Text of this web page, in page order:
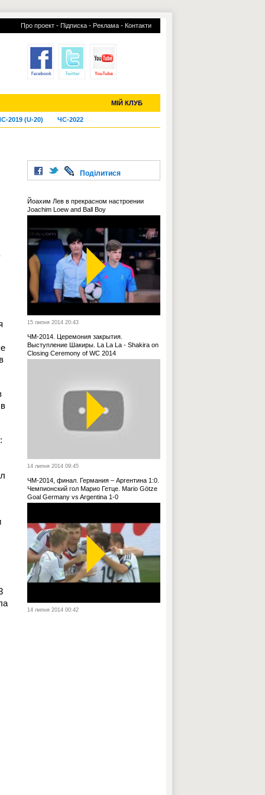
Про проект - Підписка - Реклама - Контакти
МІЙ КЛУБ
2019 (U-20) ЧС-2022
УСІ ТРАНСФЕРИ
Поділитися
Йоахим Лев в прекрасном настроении
Joachim Loew and Ball Boy
15 липня 2014 20:43
ЧМ-2014. Церемония закрытия.
Выступление Шакиры. La La La - Shakira on
Closing Ceremony of WC 2014
14 липня 2014 09:45
ЧМ-2014, финал. Германия – Аргентина 1:0.
Чемпионский гол Марио Гетце. Mario Götze
Goal Germany vs Argentina 1-0
14 липня 2014 00:42